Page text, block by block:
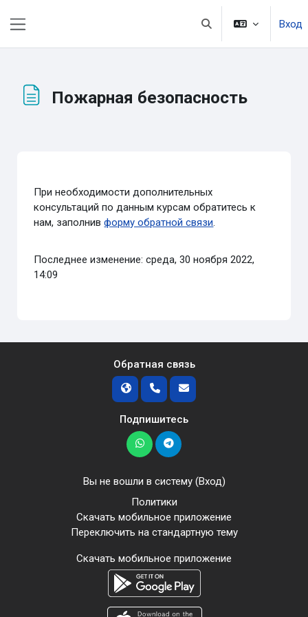
Изменить данные
Вход
Пожарная безопасность
При необходимости дополнительных
консультаций по данным курсам обратитесь к
нам, заполнивформу обратной связи.
Последнее изменение: среда, 30 ноября 2022,
14:09
Обратная связь
Подпишитесь
Вы не вошли в систему (Вход)
Политики
Скачать мобильное приложение
Переключить на стандартную тему
Скачать мобильное приложение